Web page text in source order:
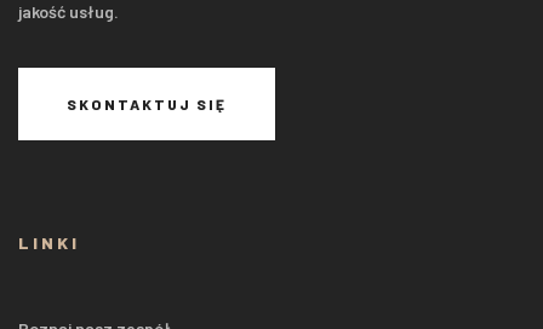
jakość usług.
SKONTAKTUJ SIĘ
LINKI